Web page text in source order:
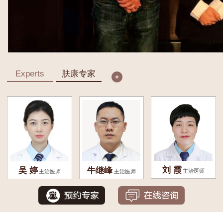
Experts 肤康专家
吴 婷 主治医师 牛继峰 主治医师 刘 霞 主治医师